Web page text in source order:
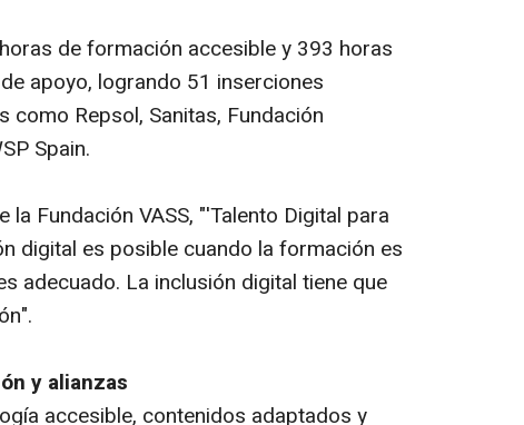
de formación accesible y 393 horas
apoyo, logrando 51 inserciones
Repsol, Sanitas, Fundación
Spain.
Fundación VASS, "'Talento Digital para
digital es posible cuando la formación es
adecuado. La inclusión digital tiene que
y alianzas
accesible, contenidos adaptados y